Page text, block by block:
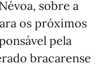
sobre a
os próximos
pela
bracarense